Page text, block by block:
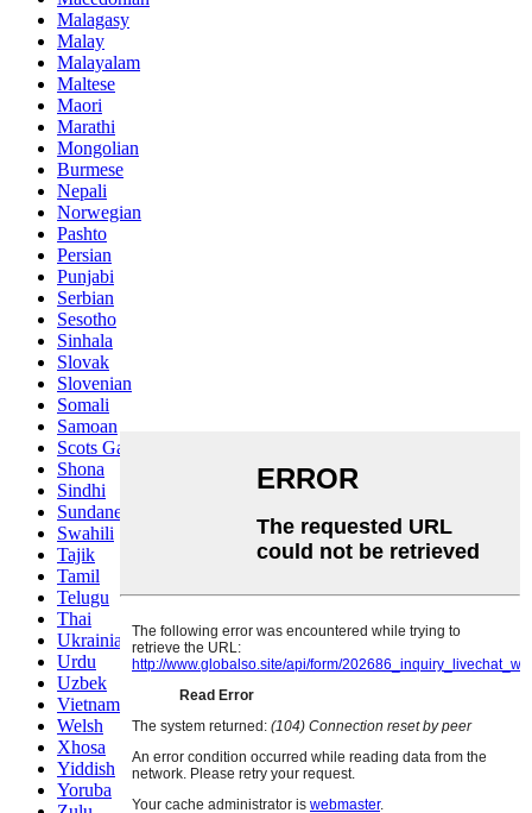
Malagasy
Malay
Malayalam
Maltese
Maori
Marathi
Mongolian
Burmese
Nepali
Norwegian
Pashto
Persian
Punjabi
Serbian
Sesotho
Sinhala
Slovak
Slovenian
Somali
Samoan
Scots Gaelic
Shona
Sindhi
Sundanese
Swahili
Tajik
Tamil
Telugu
Thai
Ukrainian
Urdu
Uzbek
Vietnamese
Welsh
Xhosa
Yiddish
Yoruba